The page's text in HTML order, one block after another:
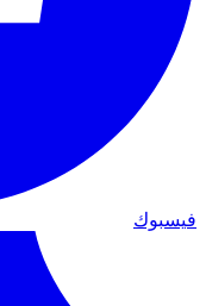
فيسبوك